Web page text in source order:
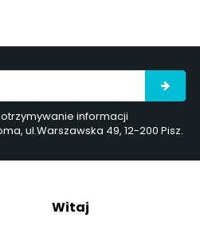
informacji
ul.Warszawska 49, 12-200 Pisz.
Witaj